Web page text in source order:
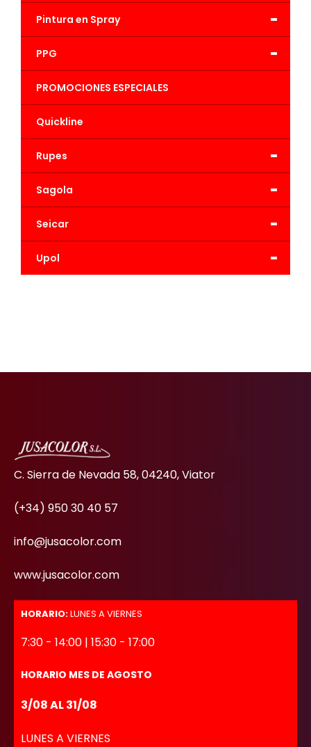
-
Pintura en Spray
-
PPG
PROMOCIONES ESPECIALES
Quickline
-
Rupes
-
Sagola
-
Seicar
-
Upol
C. Sierra de Nevada 58, 04240, Viator
(+34) 950 30 40 57
info@jusacolor.com
www.jusacolor.com
HORARIO:LUNES A VIERNES
7:30 - 14:00 | 15:30 - 17:00
HORARIO MES DE AGOSTO
3/08 AL 31/08
LUNES A VIERNES